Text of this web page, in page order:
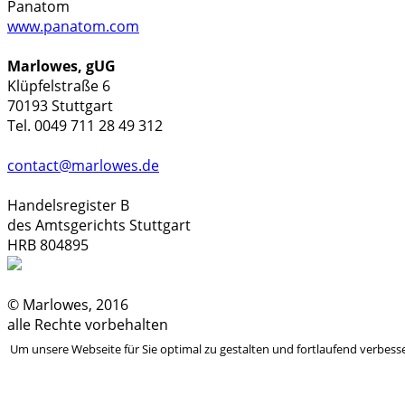
Panatom
www.panatom.com
Marlowes, gUG
Klüpfelstraße 6
70193 Stuttgart
Tel. 0049 711 28 49 312
contact@marlowes.de
Handelsregister B
des Amtsgerichts Stuttgart
HRB 804895
© Marlowes, 2016
alle Rechte vorbehalten
Um unsere Webseite für Sie optimal zu gestalten und fortlaufend